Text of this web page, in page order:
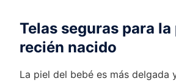
Telas seguras para la
recién nacido
La piel del bebé es más delgada